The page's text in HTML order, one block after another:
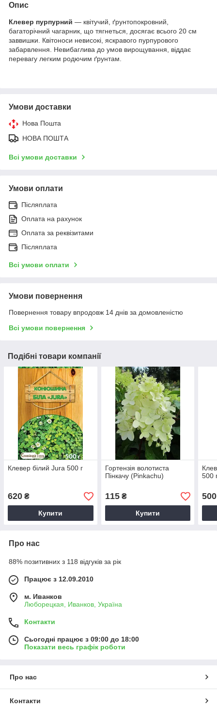
Опис
Клевер пурпурний — квітучий, ґрунтопокровний,
багаторічний чагарник, що тягнеться, досягає всього 20 см
заввишки. Квітоноси невисокі, яскравого пурпурового
забарвлення. Невибаглива до умов вирощування, віддає
перевагу легким родючим ґрунтам.
Умови доставки
Нова Пошта
НОВА ПОШТА
Всі умови доставки
Умови оплати
Післяплата
Оплата на рахунок
Оплата за реквізитами
Післяплата
Всі умови оплати
Умови повернення
Повернення товару впродовж 14 днів за домовленістю
Всі умови повернення
Подібні товари компанії
Клевер білий Jura 500 г
620 ₴
Купити
Гортензія волотиста
Пінкачу (Pinkachu)
115₴
Купити
500
500
Про нас
88% позитивних з 118 відгуків за рік
Працює з 12.09.2010
м. Иванков
Люборецкая, Иванков, Україна
Контакти
Сьогодні працює з 09:00 до 18:00
Показати весь графік роботи
Про нас
Контакти